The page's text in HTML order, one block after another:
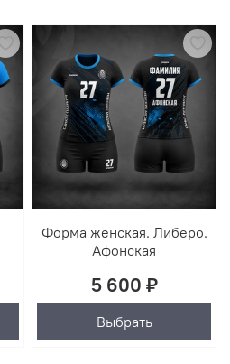
Форма женская. Либеро.
Афонская
5 600 ₽
Выбрать